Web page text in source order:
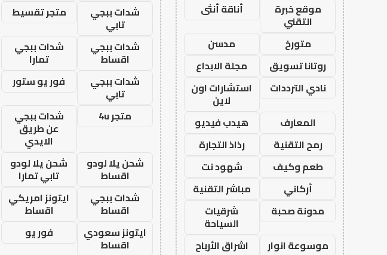
موقع خبرة
التقني
أناقة أنثى
متورخ
مدسن
روتانا تسويق
مجلة الابداع
نادي الترددات
استشارات اون
لاين
المعارف
هيدب فيديو
رمح التقنية
رذاذ التجارة
طعم وكيف
شهود نت
أركاني
مباشر التقنية
مدونة صحبة
شرقيات
السياحة
موسوعة انوار
اشراق الأرباح
شدات ببجي
تابي
متجر تقسيط
شدات ببجي
اقساط
شدات ببجي
تمارا
شدات ببجي
تابي
فور يو ستور
متجر 4u
شدات ببجي
عن طريق
الايدي
شحن يلا لودو
اقساط
شحن يلا لودو
تابي تمارا
شدات ببجي
اقساط
ايتونز امريكي
اقساط
ايتونز سعودي
اقساط
فور يو